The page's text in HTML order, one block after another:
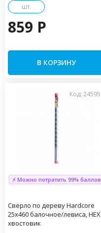
шт.
859 P
В КОРЗИНУ
Код: 24595
⚡ Можно потратить 99% баллов
Сверло по дереву Hardcore
25х460 балочное/левиса, HEX
хвостовик